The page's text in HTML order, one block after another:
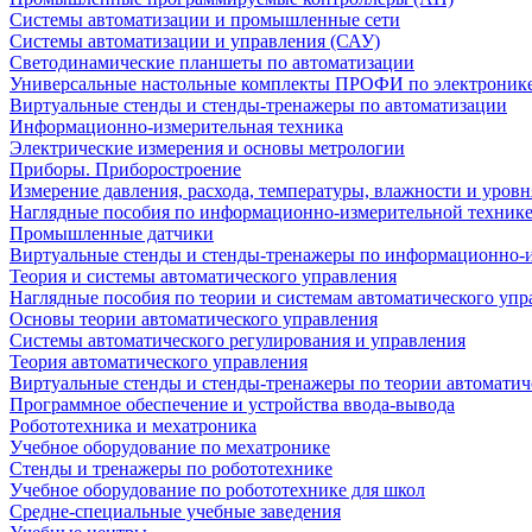
Системы автоматизации и промышленные сети
Системы автоматизации и управления (САУ)
Светодинамические планшеты по автоматизации
Универсальные настольные комплекты ПРОФИ по
Виртуальные стенды и стенды-тренажеры по автоматизации
Информационно-измерительная техника
Электрические измерения и основы метрологии
Приборы. Приборостроение
Измерение давления, расхода, температуры, влажности и
Наглядные пособия по информационно-измерительной технике
Промышленные датчики
Виртуальные стенды и стенды-тренажеры по информационно-
Теория и системы автоматического управления
Наглядные пособия по теории и системам автоматического
Основы теории автоматического управления
Системы автоматического регулирования и управления
Теория автоматического управления
Виртуальные стенды и стенды-тренажеры по теории
Программное обеспечение и устройства ввода-вывода
Робототехника и мехатроника
Учебное оборудование по мехатронике
Стенды и тренажеры по робототехнике
Учебное оборудование по робототехнике для школ
Средне-специальные учебные заведения